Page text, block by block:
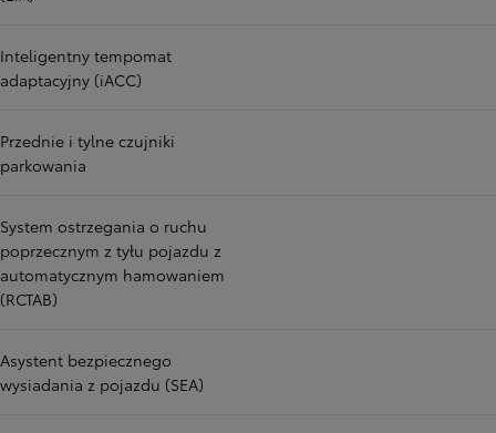
Inteligentny tempomat
adaptacyjny (iACC)
Przednie i tylne czujniki
parkowania
System ostrzegania o ruchu
poprzecznym z tyłu pojazdu z
automatycznym hamowaniem
(RCTAB)
Asystent bezpiecznego
wysiadania z pojazdu (SEA)